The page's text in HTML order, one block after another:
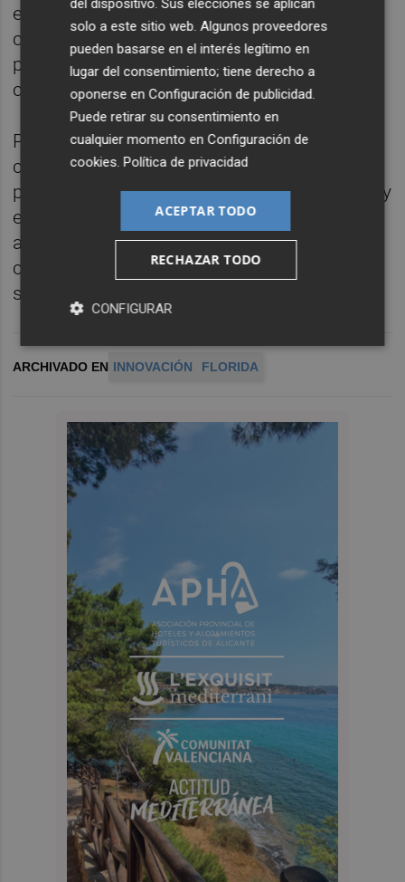
emprendedores vender online. Para
conseguirlo, ofrecen formación a base de
píldoras con contenidos relacionados con el
comercio electrónico a sus comerciantes.
Para Fuster, "la idea es dotar a los pequeños
comercios de las herramientas necesarias
para que aumente su visibilidad, su alcance y
el volumen de sus ventas, además, de
asesorar de forma personalizada a cada
comerciante para entender mejor su
situación y poder mejorar el servicio".
ARCHIVADO EN INNOVACIÓN FLORIDA
del dispositivo. Sus elecciones se aplican
solo a este sitio web. Algunos proveedores
pueden basarse en el interés legítimo en
lugar del consentimiento; tiene derecho a
oponerse enConfiguración de publicidad.
Puede retirar su consentimiento en
cualquier momento enConfiguración de
cookies.Política de privacidad
ACEPTAR TODO
RECHAZAR TODO
CONFIGURAR